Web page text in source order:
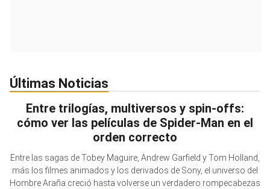
Últimas Noticias
Entre trilogías, multiversos y spin-offs:
cómo ver las películas de Spider-Man en el
orden correcto
Entre las sagas de Tobey Maguire, Andrew Garfield y Tom Holland,
más los filmes animados y los derivados de Sony, el universo del
Hombre Araña creció hasta volverse un verdadero rompecabezas